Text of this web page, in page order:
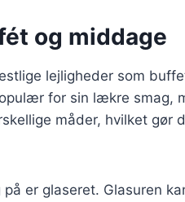
og middage
lejligheder som
for sin lækre smag,
måder, hvilket gør
er glaseret. Glasuren